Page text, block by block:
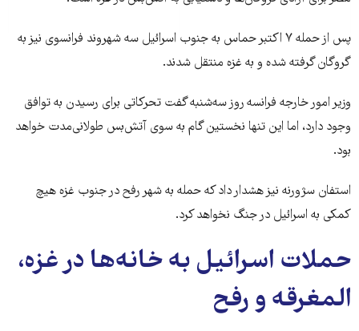
پس از حمله ۷ اکتبر حماس به جنوب اسرائیل سه شهروند فرانسوی نیز به
گروگان گرفته شده و به غزه منتقل شدند.
وزیر امور خارجه فرانسه روز سه‌شنبه گفت تحرکاتی برای رسیدن به توافق
وجود دارد، اما این تنها نخستین گام به سوی آتش‌بس طولانی‌مدت خواهد
بود.
استفان سژورنه نیز هشدار داد که حمله به شهر رفح در جنوب غزه هیچ
کمکی به اسرائیل در جنگ نخواهد کرد.
حملات اسرائیل به خانه‌ها در غزه،
المغرقه و رفح